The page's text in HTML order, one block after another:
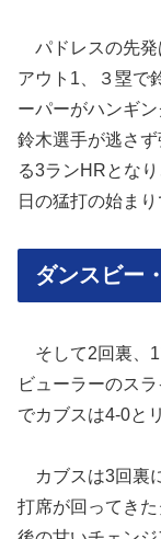
パドレスの先発
アウト1、３塁で
ーパーがハンギ
鈴木選手が逃さ
る3ランHRとな
日の猛打の始まり
ダンスビー
そして2回裏、1
ビューラーのス
でカブスは4-0と
カブスは3回裏
打席が回ってき